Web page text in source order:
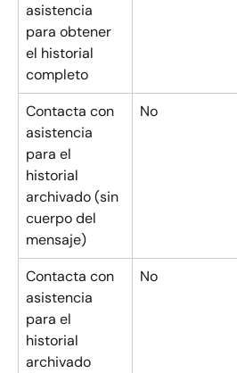
asistencia
para obtener
el historial
completo
Contacta con
asistencia
para el
historial
archivado (sin
cuerpo del
mensaje)
No
Contacta con
asistencia
para el
historial
archivado
No